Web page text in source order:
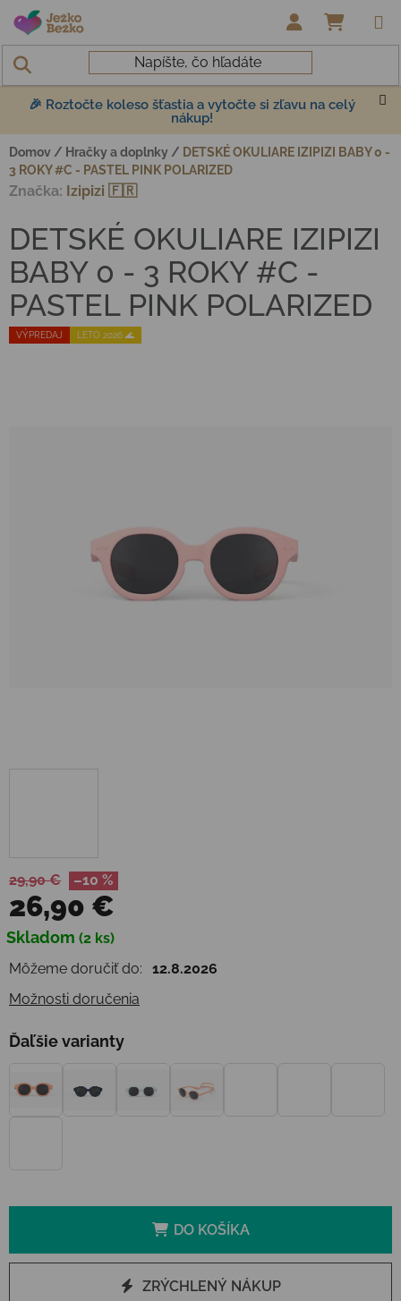
Prejsť na obsah
🎉 Roztočte koleso šťastia a vytočte si zľavu na celý
nákup!
Domov / Hračky a doplnky / DETSKÉ OKULIARE IZIPIZI BABY 0 -
3 ROKY #C - PASTEL PINK POLARIZED
29,90 € –10 %
26,90 €
Jednotková cena:
Skladom (2 ks)
Môžeme doručiť do:
12.8.2026
Možnosti doručenia
Ďaľšie varianty
DO KOŠÍKA
ZRÝCHLENÝ NÁKUP
VÝPREDAJ LETO 2026 🌊
DETSKÉ OKULIARE IZIPIZI
BABY 0 - 3 ROKY #C -
PASTEL PINK POLARIZED
Značka: Izipizi 🇫🇷